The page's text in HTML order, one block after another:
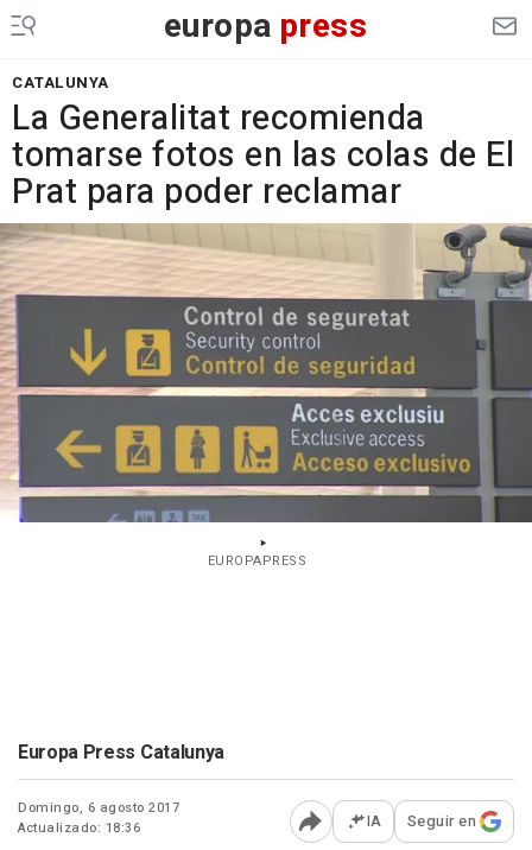
europa press
CATALUNYA
La Generalitat recomienda
tomarse fotos en las colas de El
Prat para poder reclamar
EUROPAPRESS
Europa Press Catalunya
Domingo, 6 agosto 2017
Actualizado: 18:36
Abrir opciones para
IA Seguir en